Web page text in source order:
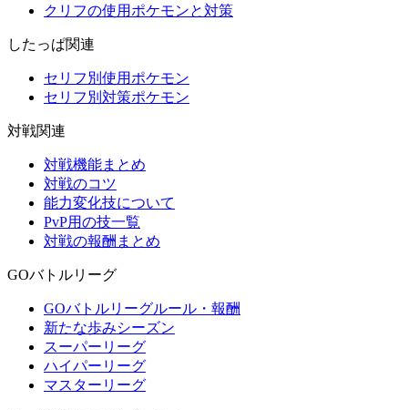
クリフの使用ポケモンと対策
したっぱ関連
セリフ別使用ポケモン
セリフ別対策ポケモン
対戦関連
対戦機能まとめ
対戦のコツ
能力変化技について
PvP用の技一覧
対戦の報酬まとめ
GOバトルリーグ
GOバトルリーグルール・報酬
新たな歩みシーズン
スーパーリーグ
ハイパーリーグ
マスターリーグ